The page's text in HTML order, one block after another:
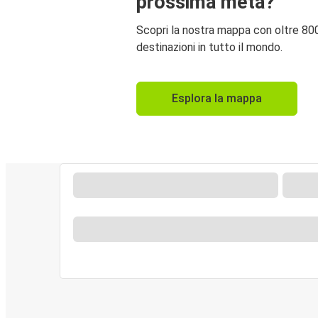
Scopri la nostra mappa con oltre
destinazioni in tutto il mondo.
Esplora la mappa